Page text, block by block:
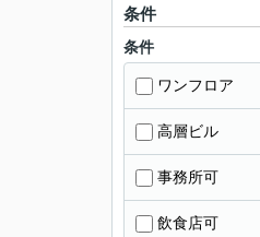
条件
条件
ワンフロア
高層ビル
事務所可
飲食店可